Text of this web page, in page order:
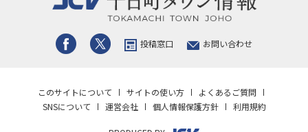
投稿窓口 お問い合わせ
このサイトについて サイトの使い方
よくあるご質問
SNSについて
運営会社 個人情報保護方針 利用規約